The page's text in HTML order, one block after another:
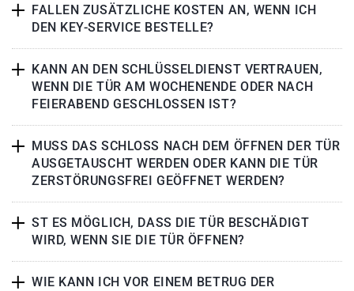
FALLEN ZUSÄTZLICHE KOSTEN AN, WENN ICH
DEN KEY-SERVICE BESTELLE?
KANN AN DEN SCHLÜSSELDIENST VERTRAUEN,
WENN DIE TÜR AM WOCHENENDE ODER NACH
FEIERABEND GESCHLOSSEN IST?
MUSS DAS SCHLOSS NACH DEM ÖFFNEN DER TÜR
AUSGETAUSCHT WERDEN ODER KANN DIE TÜR
ZERSTÖRUNGSFREI GEÖFFNET WERDEN?
ST ES MÖGLICH, DASS DIE TÜR BESCHÄDIGT
WIRD, WENN SIE DIE TÜR ÖFFNEN?
WIE KANN ICH VOR EINEM BETRUG DER